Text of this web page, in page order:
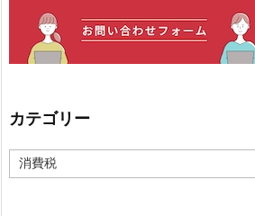
カテゴリー
カ
テ